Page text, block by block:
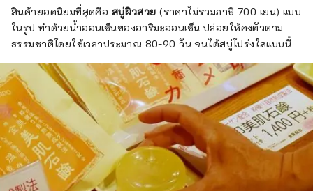
สินค้ายอดนิยมที่สุดคือ สบู่ผิวสวย (ราคาไม่รวมภาษี 700 เยน) แบบ
ในรูป ทำด้วยน้ำออนเซ็นของอาริมะออนเซ็น ปล่อยให้คงตัวตาม
ธรรมชาติโดยใช้เวลาประมาณ 80-90 วัน จนได้สบู่โปร่งใสแบบนี้